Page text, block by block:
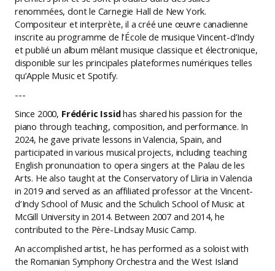
renommées, dont le Carnegie Hall de New York.
Compositeur et interprète, il a créé une œuvre canadienne
inscrite au programme de l’École de musique Vincent-d’Indy
et publié un album mêlant musique classique et électronique,
disponible sur les principales plateformes numériques telles
qu’Apple Music et Spotify.
---
Since 2000, Frédéric Issidhas shared his passion for the
piano through teaching, composition, and performance. In
2024, he gave private lessons in Valencia, Spain, and
participated in various musical projects, including teaching
English pronunciation to opera singers at the Palau de les
Arts. He also taught at the Conservatory of Lliria in Valencia
in 2019 and served as an affiliated professor at the Vincent-
d’Indy School of Music and the Schulich School of Music at
McGill University in 2014. Between 2007 and 2014, he
contributed to the Père-Lindsay Music Camp.
An accomplished artist, he has performed as a soloist with
the Romanian Symphony Orchestra and the West Island